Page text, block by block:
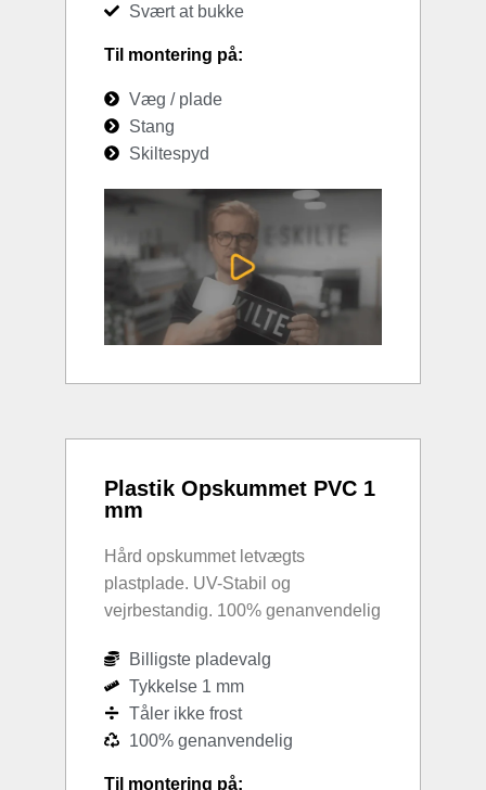
Svært at bukke
Til montering på:
Væg / plade
Stang
Skiltespyd
Plastik Opskummet PVC 1
mm
Hård opskummet letvægts
plastplade. UV-Stabil og
vejrbestandig. 100% genanvendelig
Billigste pladevalg
Tykkelse 1 mm
Tåler ikke frost
100% genanvendelig
Til montering på: